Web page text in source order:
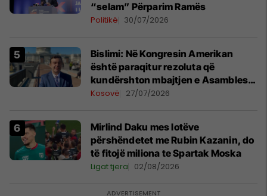
“selam” Përparim Ramës
Politikë 30/07/2026
Bislimi: Në Kongresin Amerikan
është paraqitur rezoluta që
kundërshton mbajtjen e Asamblesë
Parlamentare të OSBE-së në
Kosovë 27/07/2026
Mirlind Daku mes lotëve
përshëndetet me Rubin Kazanin, do
të fitojë miliona te Spartak Moska
Ligat tjera 02/08/2026